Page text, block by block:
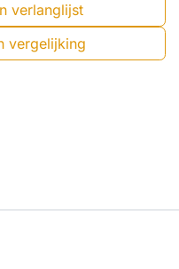
vergelijking
verlanglijst